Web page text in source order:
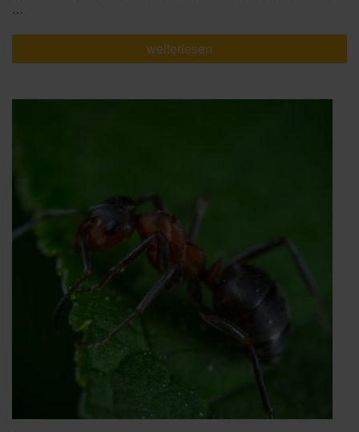
„Verschattung
ist
Maßnahme
weiterlesen